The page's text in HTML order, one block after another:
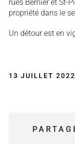
rues Bernier et St-
propriété dans le
Un détour est en
13 JUILLET 2022